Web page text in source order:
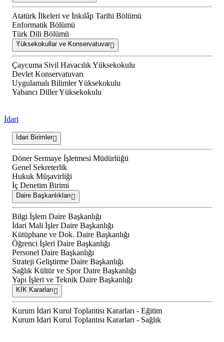
Atatürk İlkeleri ve İnkılâp Tarihi Bölümü
Enformatik Bölümü
Türk Dili Bölümü
Yüksekokullar ve Konservatuvar
Çaycuma Sivil Havacılık Yüksekokulu
Devlet Konservatuvarı
Uygulamalı Bilimler Yüksekokulu
Yabancı Diller Yüksekokulu
İdari
İdari Birimler
Döner Sermaye İşletmesi Müdürlüğü
Genel Sekreterlik
Hukuk Müşavirliği
İç Denetim Birimi
Daire Başkanlıkları
Bilgi İşlem Daire Başkanlığı
İdari Mali İşler Daire Başkanlığı
Kütüphane ve Dok. Daire Başkanlığı
Öğrenci İşleri Daire Başkanlığı
Personel Daire Başkanlığı
Strateji Geliştirme Daire Başkanlığı
Sağlık Kültür ve Spor Daire Başkanlığı
Yapı İşleri ve Teknik Daire Başkanlığı
KİK Kararları
Kurum İdari Kurul Toplantısı Kararları - Eğitim
Kurum İdari Kurul Toplantısı Kararları - Sağlık